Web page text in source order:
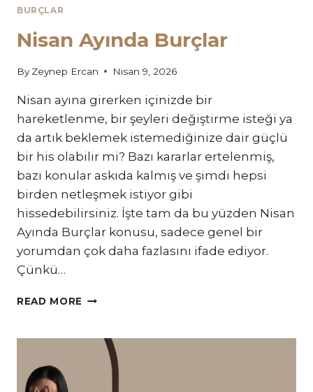
BURÇLAR
Nisan Ayında Burçlar
By Zeynep Ercan Nisan 9, 2026
Nisan ayına girerken içinizde bir
hareketlenme, bir şeyleri değiştirme isteği ya
da artık beklemek istemediğinize dair güçlü
bir his olabilir mi? Bazı kararlar ertelenmiş,
bazı konular askıda kalmış ve şimdi hepsi
birden netleşmek istiyor gibi
hissedebilirsiniz. İşte tam da bu yüzden Nisan
Ayında Burçlar konusu, sadece genel bir
yorumdan çok daha fazlasını ifade ediyor.
Çünkü…
READ MORE NISAN